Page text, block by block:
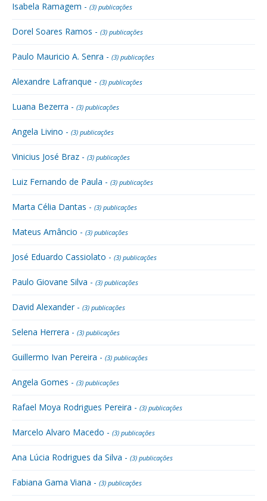
Isabela Ramagem - (3) publicações
Dorel Soares Ramos - (3) publicações
Paulo Mauricio A. Senra - (3) publicações
Alexandre Lafranque - (3) publicações
Luana Bezerra - (3) publicações
Angela Livino - (3) publicações
Vinicius José Braz - (3) publicações
Luiz Fernando de Paula - (3) publicações
Marta Célia Dantas - (3) publicações
Mateus Amâncio - (3) publicações
José Eduardo Cassiolato - (3) publicações
Paulo Giovane Silva - (3) publicações
David Alexander - (3) publicações
Selena Herrera - (3) publicações
Guillermo Ivan Pereira - (3) publicações
Angela Gomes - (3) publicações
Rafael Moya Rodrigues Pereira - (3) publicações
Marcelo Alvaro Macedo - (3) publicações
Ana Lúcia Rodrigues da Silva - (3) publicações
Fabiana Gama Viana - (3) publicações